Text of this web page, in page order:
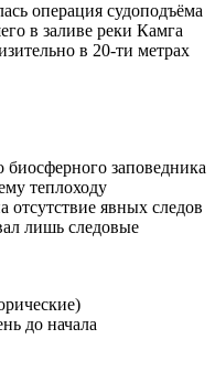
операция судоподъёма
в заливе реки Камга
в 20-ти метрах
заповедника
теплоходу
отсутствие явных следов
лишь следовые
до начала